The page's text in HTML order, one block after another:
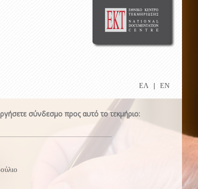
ΕΛ EN
σύνδεσμο προς αυτό το τεκμήριο: